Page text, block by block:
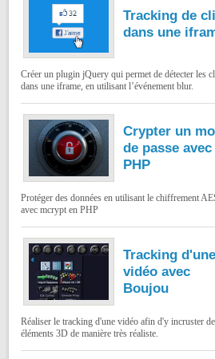
Tracking de
dans une
Créer un plugin jQuery qui permet de détecter les
dans une iframe, en utilisant l’événement blur.
Crypter un
de passe avec
PHP
Protéger des données en utilisant le chiffrement
avec mcrypt en PHP
Tracking d'une
vidéo avec
Boujou
Réaliser le tracking d'une vidéo afin d'y incruster
éléments 3D de manière très réaliste.